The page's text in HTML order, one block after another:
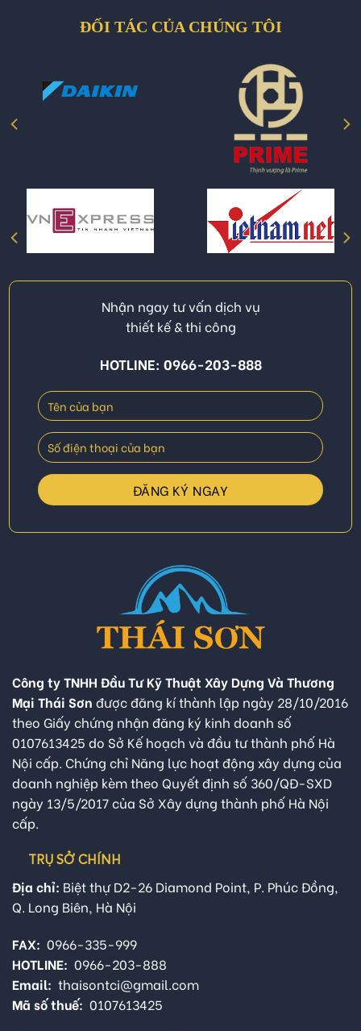
ĐỐI TÁC CỦA CHÚNG TÔI
Nhận ngay tư vấn dịch vụ
thiết kế & thi công
HOTLINE: 0966-203-888
Công ty TNHH Đầu Tư Kỹ Thuật Xây Dựng Và Thương
Mại Thái Sơn được đăng kí thành lập ngày 28/10/2016
theo Giấy chứng nhận đăng ký kinh doanh số
0107613425 do Sở Kế hoạch và đầu tư thành phố Hà
Nội cấp. Chứng chỉ Năng lực hoạt động xây dựng của
doanh nghiệp kèm theo Quyết định số 360/QĐ-SXD
ngày 13/5/2017 của Sở Xây dựng thành phố Hà Nội
cấp.
TRỤ SỞ CHÍNH
Địa chỉ: Biệt thự D2-26 Diamond Point, P. Phúc Đồng,
Q. Long Biên, Hà Nội
FAX: 0966-335-999
HOTLINE: 0966-203-888
Email: thaisontci@gmail.com
Mã số thuế: 0107613425